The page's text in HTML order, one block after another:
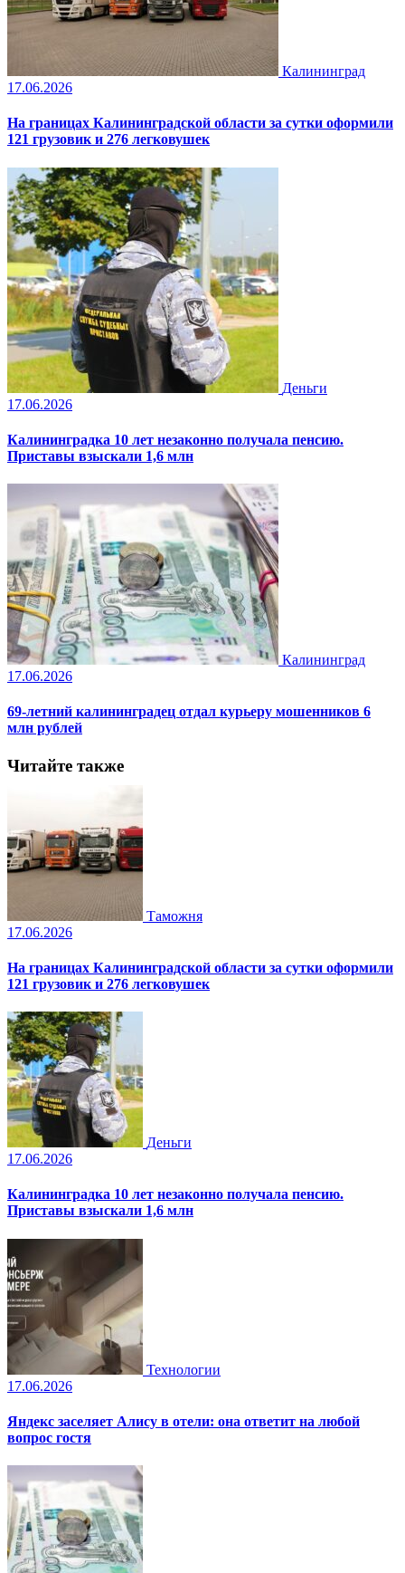
Калининград
17.06.2026
На границах Калининградской области за сутки оформили
121 грузовик и 276 легковушек
Деньги
17.06.2026
Калининградка 10 лет незаконно получала пенсию.
Приставы взыскали 1,6 млн
Калининград
17.06.2026
69-летний калининградец отдал курьеру мошенников 6
млн рублей
Читайте также
Таможня
17.06.2026
На границах Калининградской области за сутки оформили
121 грузовик и 276 легковушек
Деньги
17.06.2026
Калининградка 10 лет незаконно получала пенсию.
Приставы взыскали 1,6 млн
Технологии
17.06.2026
Яндекс заселяет Алису в отели: она ответит на любой
вопрос гостя